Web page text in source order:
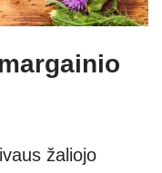
žaliojo